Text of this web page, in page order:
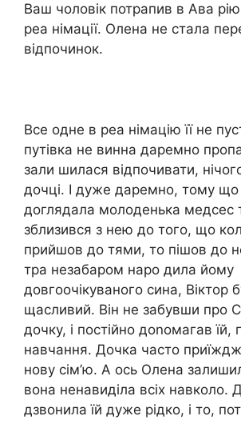
Ваш чоловік потрапив в Ава
реа німації. Олена не стала
відпочинок.
Все одне в реа німацію її не
путівка не винна даремно
зали шилася відпочивати,
дочці. І дуже даремно, тому що
доглядала молоденька медсес
зблизився з нею до того, що
прийшов до тями, то пішов до
тра незабаром наро дила йому
довгоочікуваного сина, Віктор
щасливий. Він не забувши про
дочку, і постійно доnомагав їй,
навчання. Дочка часто
нову сім’ю. А ось Олена
вона ненавиділа всіх навколо.
дзвонила їй дуже рідко, і то,